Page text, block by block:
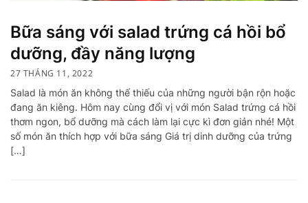
Bữa sáng với salad trứng cá hồi bổ
dưỡng, đầy năng lượng
27 THÁNG 11, 2022
Salad là món ăn không thế thiếu của những người bận rộn hoặc
đang ăn kiêng. Hôm nay cùng đổi vị với món Salad trứng cá hồi
thơm ngon, bổ dưỡng mà cách làm lại cực kì đơn giản nhé! Một
số món ăn thích hợp với bữa sáng Giá trị dinh dưỡng của trứng
[…]